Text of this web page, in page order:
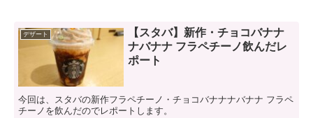
デザート
【スタバ】新作・チョコバナナ
ナバナナ フラペチーノ飲んだレ
ポート
今回は、スタバの新作フラペチーノ・チョコバナナナバナナ フラペ
チーノを飲んだのでレポートします。